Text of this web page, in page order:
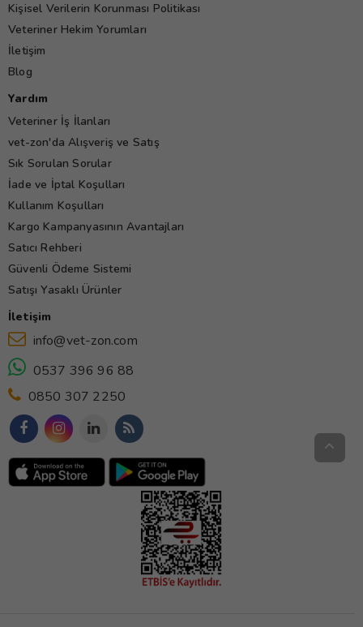
Kişisel Verilerin Korunması Politikası
Veteriner Hekim Yorumları
İletişim
Blog
Yardım
Veteriner İş İlanları
vet-zon'da Alışveriş ve Satış
Sık Sorulan Sorular
İade ve İptal Koşulları
Kullanım Koşulları
Kargo Kampanyasının Avantajları
Satıcı Rehberi
Güvenli Ödeme Sistemi
Satışı Yasaklı Ürünler
İletişim
info@vet-zon.com
0537 396 96 88
0850 307 2250